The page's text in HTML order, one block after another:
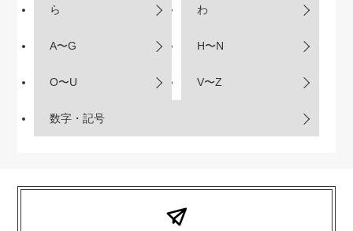
ら わ
A〜G H〜N
O〜U V〜Z
数字・記号